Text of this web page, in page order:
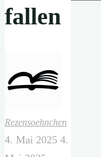
fallen
Rezensoehnchen
4. Mai 2025 4.